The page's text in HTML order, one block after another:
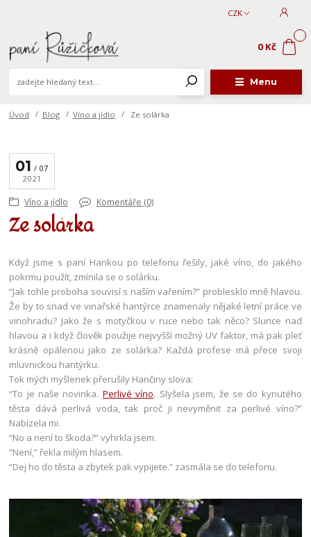
Menu
CZK
0 Kč
Úvod Blog Víno a jídlo Ze solárka
01
07
2021
Víno a jídlo Komentáře (0)
Ze solárka
Když jsme s paní Hankou po telefonu řešily, jaké víno, do jakého
pokrmu použít, zmínila se o solárku.
“Jak tohle proboha souvisí s naším vařením?” problesklo mně hlavou.
Že by to snad ve vinařské hantýrce znamenaly nějaké letní práce ve
vinohradu? Jako že s motyčkou v ruce nebo tak něco? Slunce nad
hlavou a i když člověk použije nejvyšší možný UV faktor, má pak pleť
krásně opálenou jako ze solárka? Každá profese má přece svoji
mluvnickou hantýrku.
Tok mých myšlenek přerušily Hančiny slova:
“To je naše novinka. Perlivé víno. Slyšela jsem, že se do kynutého
těsta dává perlivá voda, tak proč ji nevyměnit za perlivé víno?”
Nabízela mi.
“No a není to škoda?” vyhrkla jsem.
“Není,” řekla milým hlasem.
“Dej ho do těsta a zbytek pak vypijete.” zasmála se do telefonu.